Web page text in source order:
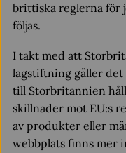
brittiska reglerna för
följas.
I takt med att
lagstiftning gäller det
till Storbritannien
skillnader mot EU:s
av produkter eller
webbplats finns mer